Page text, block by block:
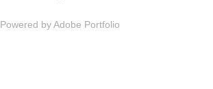
Powered byAdobe Portfolio